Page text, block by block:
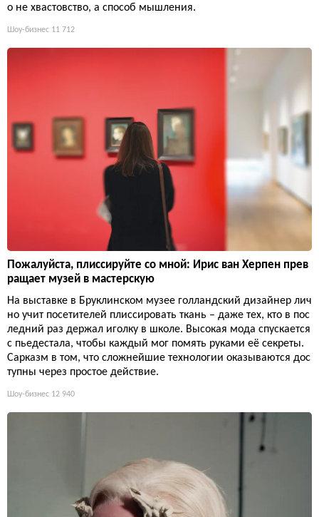
о не хвастовство, а способ мышления.
Шоу-бизнес 11 712
Пожалуйста, плиссируйте со мной: Ирис ван Херпен прев
ращает музей в мастерскую
На выставке в Бруклинском музее голландский дизайнер лич
но учит посетителей плиссировать ткань – даже тех, кто в пос
ледний раз держал иголку в школе. Высокая мода спускается
с пьедестала, чтобы каждый мог помять руками её секреты.
Сарказм в том, что сложнейшие технологии оказываются дос
тупны через простое действие.
Шоу-бизнес 12 940